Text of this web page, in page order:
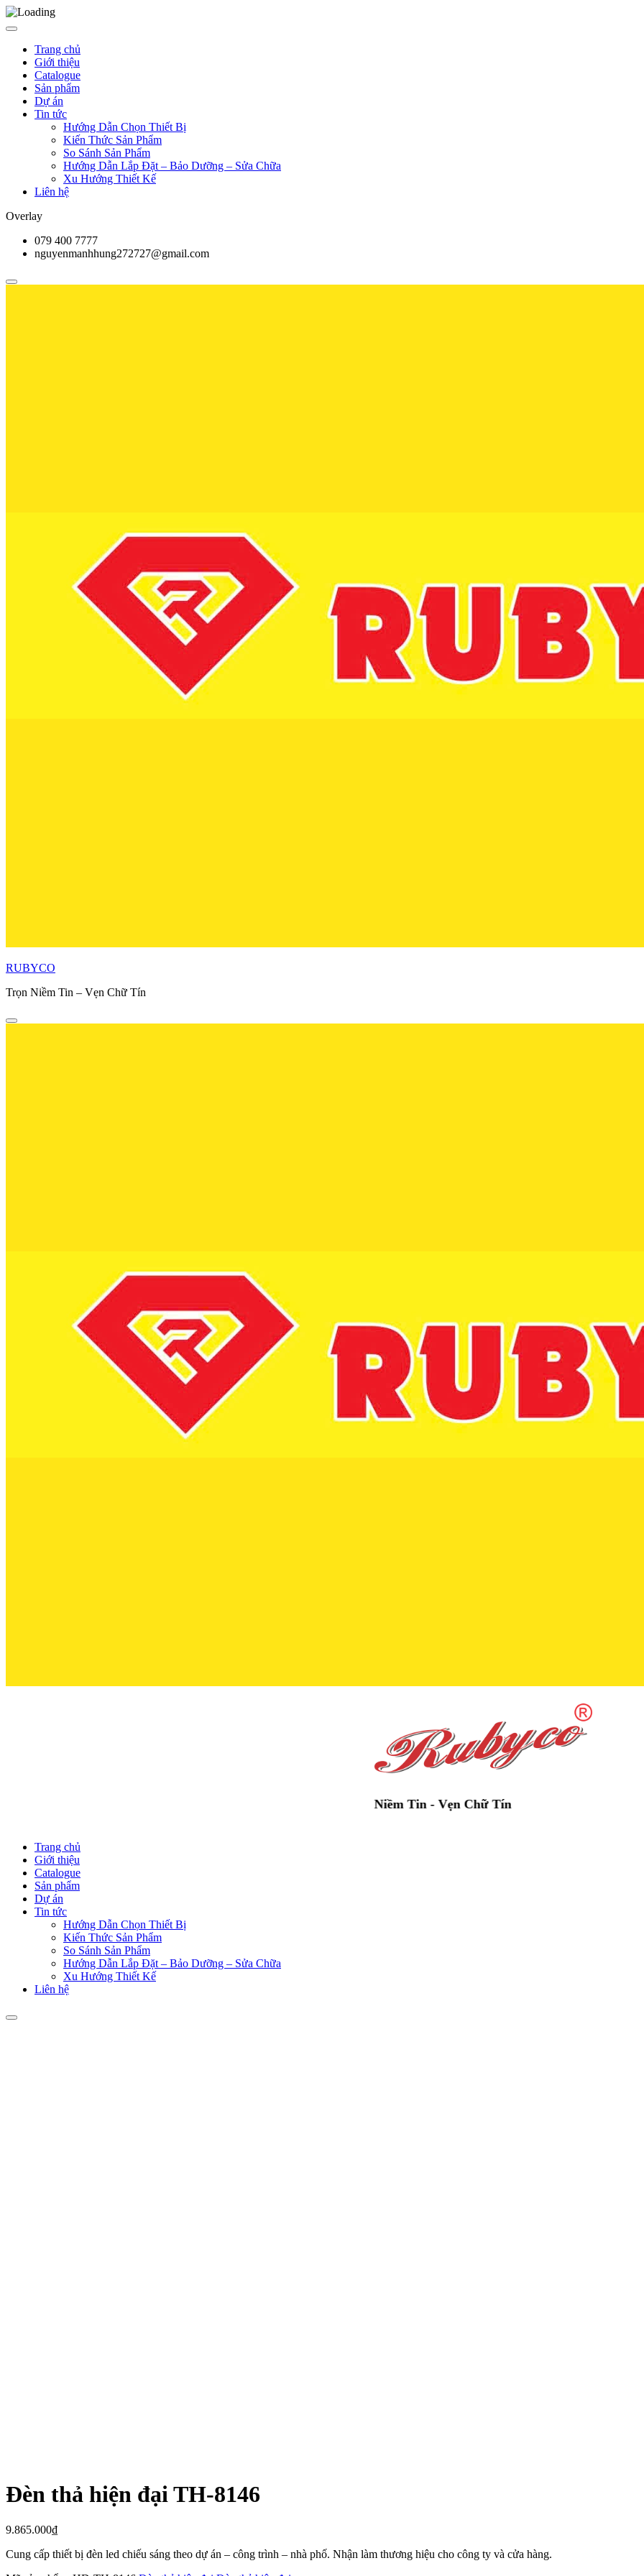
Trang chủ
Giới thiệu
Catalogue
Sản phẩm
Dự án
Tin tức
Hướng Dẫn Chọn Thiết Bị
Kiến Thức Sản Phẩm
So Sánh Sản Phẩm
Hướng Dẫn Lắp Đặt – Bảo Dưỡng – Sửa Chữa
Xu Hướng Thiết Kế
Liên hệ
Overlay
079 400 7777
nguyenmanhhung272727@gmail.com
RUBYCO
Trọn Niềm Tin – Vẹn Chữ Tín
Trọn Niềm Tin - Vẹn Chữ Tín
Trang chủ
Giới thiệu
Catalogue
Sản phẩm
Dự án
Tin tức
Hướng Dẫn Chọn Thiết Bị
Kiến Thức Sản Phẩm
So Sánh Sản Phẩm
Hướng Dẫn Lắp Đặt – Bảo Dưỡng – Sửa Chữa
Xu Hướng Thiết Kế
Liên hệ
Đèn thả hiện đại TH-8146
9.865.000₫
Cung cấp thiết bị đèn led chiếu sáng theo dự án – công trình – nhà phố. Nhận làm thương hiệu cho công ty và cửa hàng.